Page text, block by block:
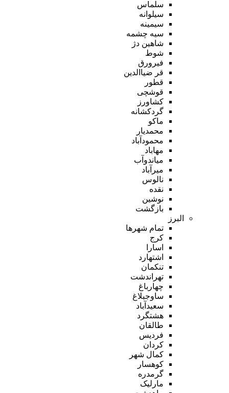
سلماس
سیلوانه
سیمینه
سیه چشمه
شاهین دژ
شوط
فیرورق
قر ضیاالدین
قطور
قوشچی
کشاورز
گردکشانه
ماکو
محمدیار
محمودآباد
مهاباد
میاندوآب
میرآباد
نالوس
نقده
نوشین
بازگشت
البرز
تمام شهر‌ها
کرج
اسارا
اشتهارد
تنکمان
تهراندشت
چهارباغ
ساوجبلاغ
سعیدآباد
هشتگرد
طالقان
فردیس
کردان
کمال شهر
کوهسار
گرمدره
مارلیک